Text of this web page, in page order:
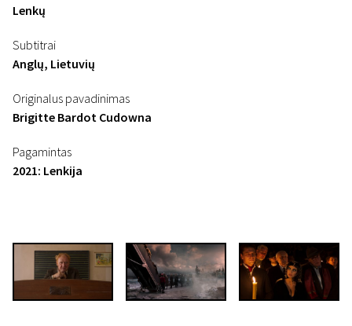
Lenkų
Subtitrai
Anglų, Lietuvių
Originalus pavadinimas
Brigitte Bardot Cudowna
Pagamintas
2021: Lenkija